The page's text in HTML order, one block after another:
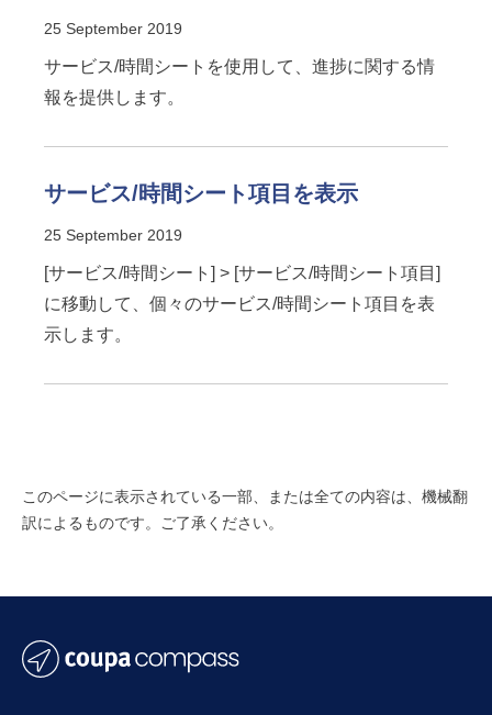
25 September 2019
サービス/時間シートを使用して、進捗に関する情
報を提供します。
サービス/時間シート項目を表示
25 September 2019
[サービス/時間シート] > [サービス/時間シート項目]
に移動して、個々のサービス/時間シート項目を表
示します。
このページに表示されている一部、または全ての内容は、機械翻
訳によるものです。ご了承ください。